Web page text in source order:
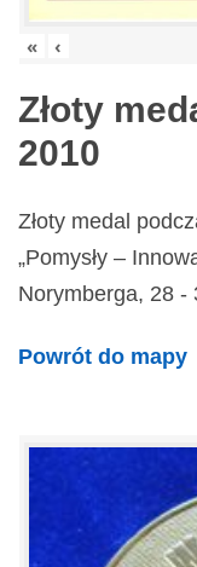
« ‹
Złoty
2010
Złoty medal
„Pomysły –
Norymberga, 28 -
Powrót do mapy